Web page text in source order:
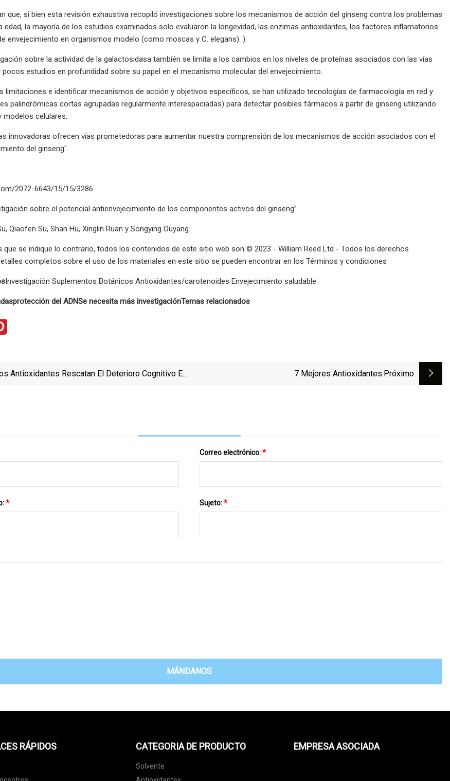
que, si bien esta revisión exhaustiva recopiló investigaciones sobre los mecanismos de acción del ginseng contra los problemas
edad, la mayoría de los estudios examinados solo evaluaron la longevidad, las enzimas antioxidantes, los factores inflamatorios
envejecimiento en organismos modelo (como moscas y C. elegans). ​).
sobre la actividad de la galactosidasa también se limita a los cambios en los niveles de proteínas asociados con las vías
pocos estudios en profundidad sobre su papel en el mecanismo molecular del envejecimiento.
limitaciones e identificar mecanismos de acción y objetivos específicos, se han utilizado tecnologías de farmacología en red y
palindrómicas cortas agrupadas regularmente interespaciadas) para detectar posibles fármacos a partir de ginseng utilizando
celulares.
innovadoras ofrecen vías prometedoras para aumentar nuestra comprensión de los mecanismos de acción asociados con el
del ginseng".
2072-6643/15/15/3286
sobre el potencial antienvejecimiento de los componentes activos del ginseng”
Qiaofen Su, Shan Hu, Xinglin Ruan y Songying Ouyang.
que se indique lo contrario, todos los contenidos de este sitio web son © 2023 - William Reed Ltd - Todos los derechos
completos sobre el uso de los materiales en este sitio se pueden encontrar en los Términos y condiciones
Investigación Suplementos Botánicos Antioxidantes/carotenoides Envejecimiento saludable
protección del ADNSe necesita más investigaciónTemas relacionados
Antioxidantes Rescatan El Deterioro Cognitivo En
7 Mejores Antioxidantes:próximo
Correo electrónico:*
* Sujeto:*
MÁNDANOS
RÁPIDOS CATEGORIA DE PRODUCTO
Solvente
EMPRESA ASOCIADA